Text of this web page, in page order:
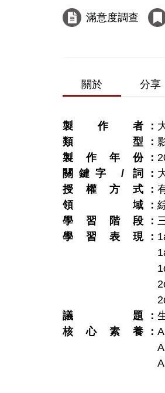
滿意度調查
關於 分享
製作者
類型
製作年份
關鍵字 / 詞
授權方式
領域
學習階段
學習表現
議題
核心素養